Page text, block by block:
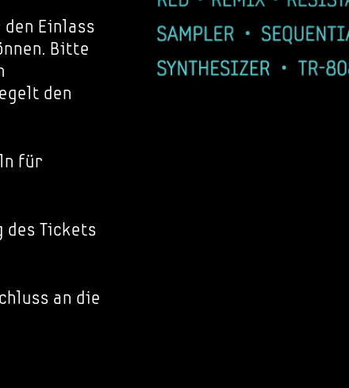
Einlass
Bitte
den
für
des Tickets
an die